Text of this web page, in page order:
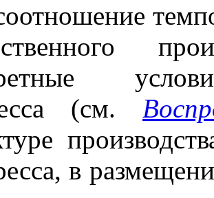
(см.
в